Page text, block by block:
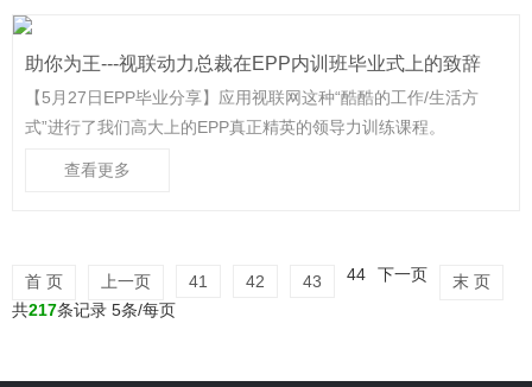
助你为王---视联动力总裁在EPP内训班毕业式上的致辞
【5月27日EPP毕业分享】应用视联网这种“酷酷的工作/生活方
式”进行了我们高大上的EPP真正精英的领导力训练课程。
查看更多
首 页 上一页 41 42 43 44 下一页
末 页
共217条记录 5条/每页